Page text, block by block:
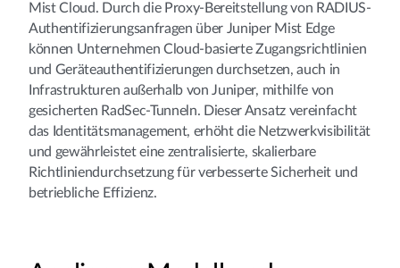
Mist Cloud. Durch die Proxy-Bereitstellung von RADIUS-
Authentifizierungsanfragen über Juniper Mist Edge
können Unternehmen Cloud-basierte Zugangsrichtlinien
und Geräteauthentifizierungen durchsetzen, auch in
Infrastrukturen außerhalb von Juniper, mithilfe von
gesicherten RadSec-Tunneln. Dieser Ansatz vereinfacht
das Identitätsmanagement, erhöht die Netzwerkvisibilität
und gewährleistet eine zentralisierte, skalierbare
Richtliniendurchsetzung für verbesserte Sicherheit und
betriebliche Effizienz.